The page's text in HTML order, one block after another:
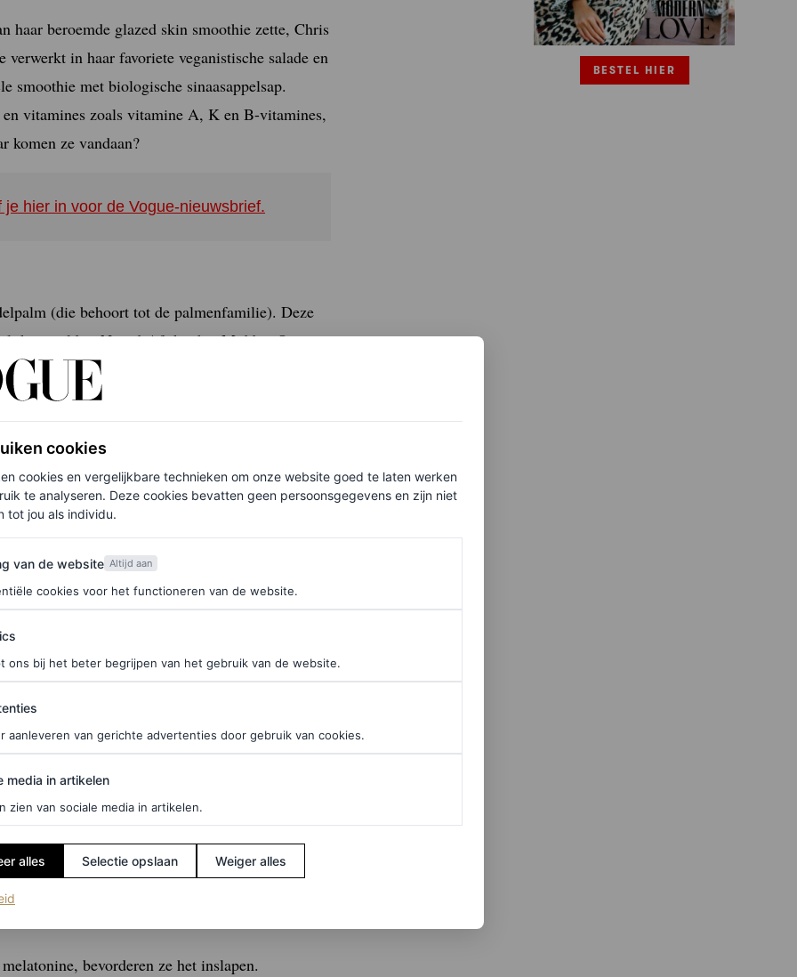
haar beroemde glazed skin smoothie zette, Chris
in haar favoriete veganistische salade en
smoothie met biologische sinaasappelsap.
vitamines zoals vitamine A, K en B-vitamines,
komen ze vandaan?
hier in voor de Vogue-nieuwsbrief.
(die behoort tot de palmenfamilie). Deze
geteeld in Noord-Afrika, het Midden-Oosten,
Californië. De dadels die we in de supermarkt
Maar de vruchten zijn vers ook
en geel/oranje van kleur zijn). Aan verpakte
Probeer ze daarom los te kopen of, als ze
glycemische (de snelheid waarmee
te veroorzaken. En ze zijn nuttig bij
calcium, koper en ijzer zijn het natuurlijke
de spijsvertering en geven ze een
gunstig voor de gezondheid van het hart.
45-60 milligram) maakt ze nuttig voor het
slaap.
lijden.
ook oxidatieve stress in de huid bestrijden,
bevorderen ze het inslapen.
BESTEL HIER
cookies
cookies en vergelijkbare technieken om onze website goed te laten werken
te analyseren. Deze cookies bevatten geen persoonsgegevens en zijn niet
tot jou als individu.
de website
van de website Altijd aan
cookies voor het functioneren van de website.
ons bij het beter begrijpen van het gebruik van de website.
aanleveren van gerichte advertenties door gebruik van cookies.
in artikelen
media in artikelen
zien van sociale media in artikelen.
alles Selectie opslaan Weiger alles